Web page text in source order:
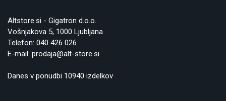
Altstore.si - Gigatron d.o.o.
Vošnjakova 5, 1000 Ljubljana
Telefon: 040 426 026
E-mail: prodaja@alt-store.si
Danes v ponudbi 10940 izdelkov